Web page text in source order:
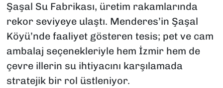
Şaşal Su Fabrikası, üretim rakamlarında
rekor seviyeye ulaştı. Menderes’in Şaşal
Köyü’nde faaliyet gösteren tesis; pet ve cam
ambalaj seçenekleriyle hem İzmir hem de
çevre illerin su ihtiyacını karşılamada
stratejik bir rol üstleniyor.